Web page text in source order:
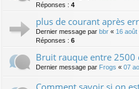
Réponses : 4
plus de courant après
Dernier message par bbr « 16 août
Réponses : 6
Bruit rauque entre 2500
Dernier message par Frogs « 07
Comment savoir si on